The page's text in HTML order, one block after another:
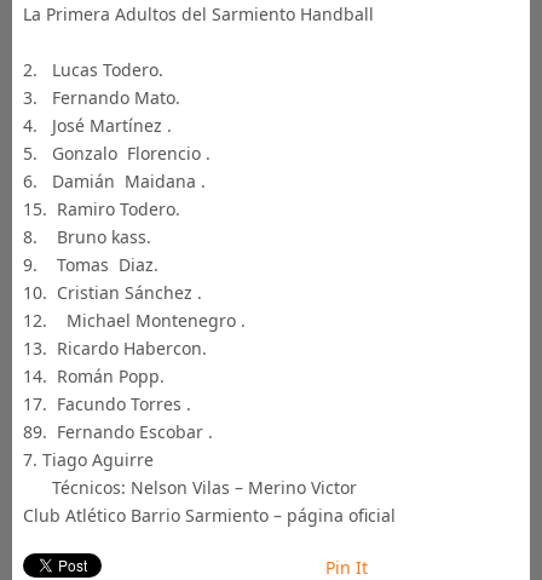
La Primera Adultos del Sarmiento Handball
2. Lucas Todero.
3. Fernando Mato.
4. José Martínez .
5. Gonzalo Florencio .
6. Damián Maidana .
15. Ramiro Todero.
8. Bruno kass.
9. Tomas Diaz.
10. Cristian Sánchez .
12. Michael Montenegro .
13. Ricardo Habercon.
14. Román Popp.
17. Facundo Torres .
89. Fernando Escobar .
7. Tiago Aguirre
Técnicos: Nelson Vilas – Merino Victor
Club Atlético Barrio Sarmiento – página oficial
Pin It